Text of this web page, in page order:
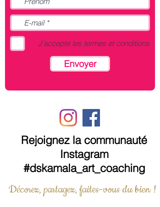
J’accepte les termes et conditions
Envoyer
Rejoignez la communauté
Instagram
#dskamala_art_coaching
Décorez, partagez, faites-vous du bien !